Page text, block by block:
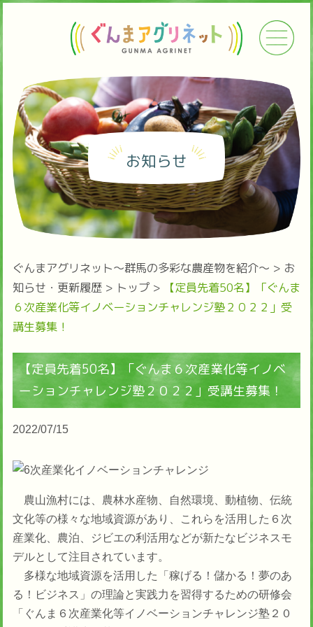
お知らせ
ぐんまアグリネット～群馬の多彩な農産物を紹介～ > お
知らせ・更新履歴> トップ>
【定員先着50名】「ぐんま
６次産業化等イノベーションチャレンジ塾２０２２」受
講生募集！
【定員先着50名】「ぐんま６次産業化等イノベ
ーションチャレンジ塾２０２２」受講生募集！
2022/07/15
農山漁村には、農林水産物、自然環境、動植物、伝統
文化等の様々な地域資源があり、これらを活用した６次
産業化、農泊、ジビエの利活用などが新たなビジネスモ
デルとして注目されています。
多様な地域資源を活用した「稼げる！儲かる！夢のあ
る！ビジネス」の理論と実践力を習得するための研修会
「ぐんま６次産業化等イノベーションチャレンジ塾２０